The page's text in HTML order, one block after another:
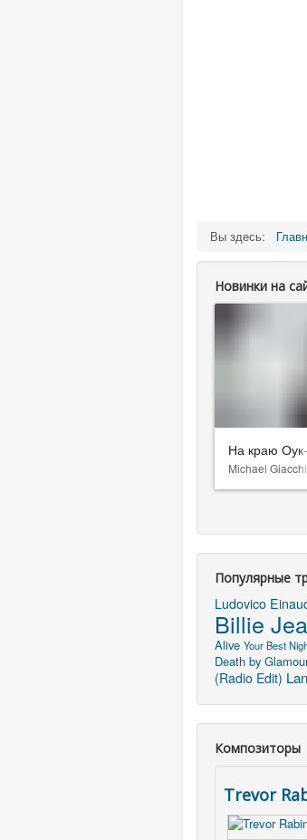
Вы здесь:
Новинки на
На краю Оук-
Michael
Популярные
Ludovico
Billie
Alive Your Best
Death by
(Radio Edit)
Композиторы
Trevor